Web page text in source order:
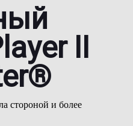
II
стороной и более